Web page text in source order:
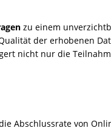
zu einem
der erhobenen
nicht nur die
Abschlussrate von